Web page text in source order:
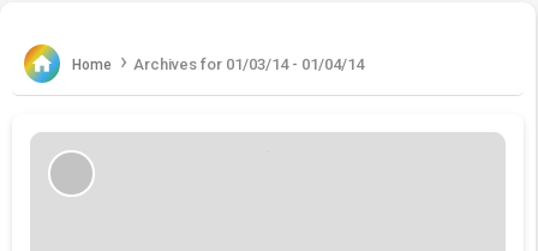
 Home › Archives for 01/03/14 - 01/04/14